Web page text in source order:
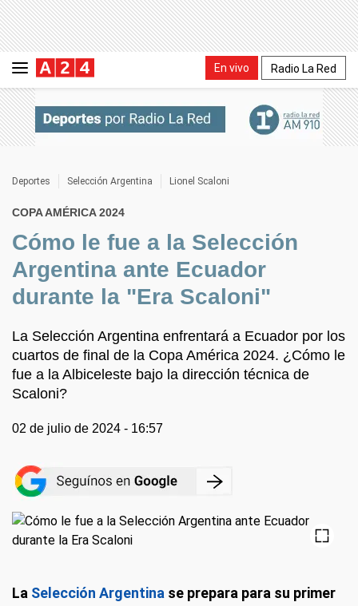
En vivo Radio La Red
Deportes Selección Argentina Lionel Scaloni
COPA AMÉRICA 2024
Cómo le fue a la Selección
Argentina ante Ecuador
durante la "Era Scaloni"
La Selección Argentina enfrentará a Ecuador por los
cuartos de final de la Copa América 2024. ¿Cómo le
fue a la Albiceleste bajo la dirección técnica de
Scaloni?
02 de julio de 2024 - 16:57
La Selección Argentina se prepara para su primer